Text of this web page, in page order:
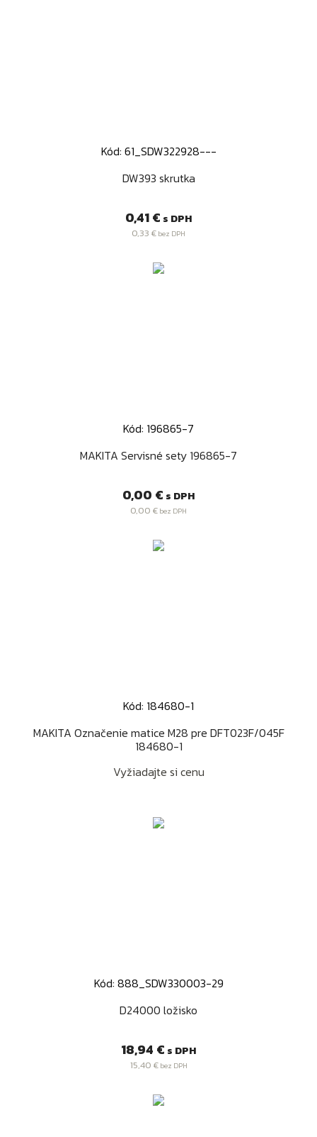
Kód: 61_SDW322928---
DW393 skrutka
Cena
0,41 € s DPH
0,33 € bez DPH
Kód: 196865-7
MAKITA Servisné sety 196865-7
Cena
0,00 € s DPH
0,00 € bez DPH
Kód: 184680-1
MAKITA Označenie matice M28 pre DFT023F/045F
184680-1
Vyžiadajte si cenu
Kód: 888_SDW330003-29
D24000 ložisko
Cena
18,94 € s DPH
15,40 €bez DPH